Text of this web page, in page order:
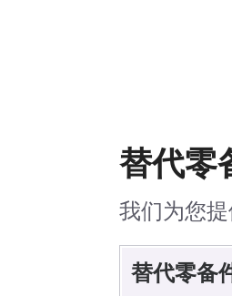
替代零
我们为您
替代零备